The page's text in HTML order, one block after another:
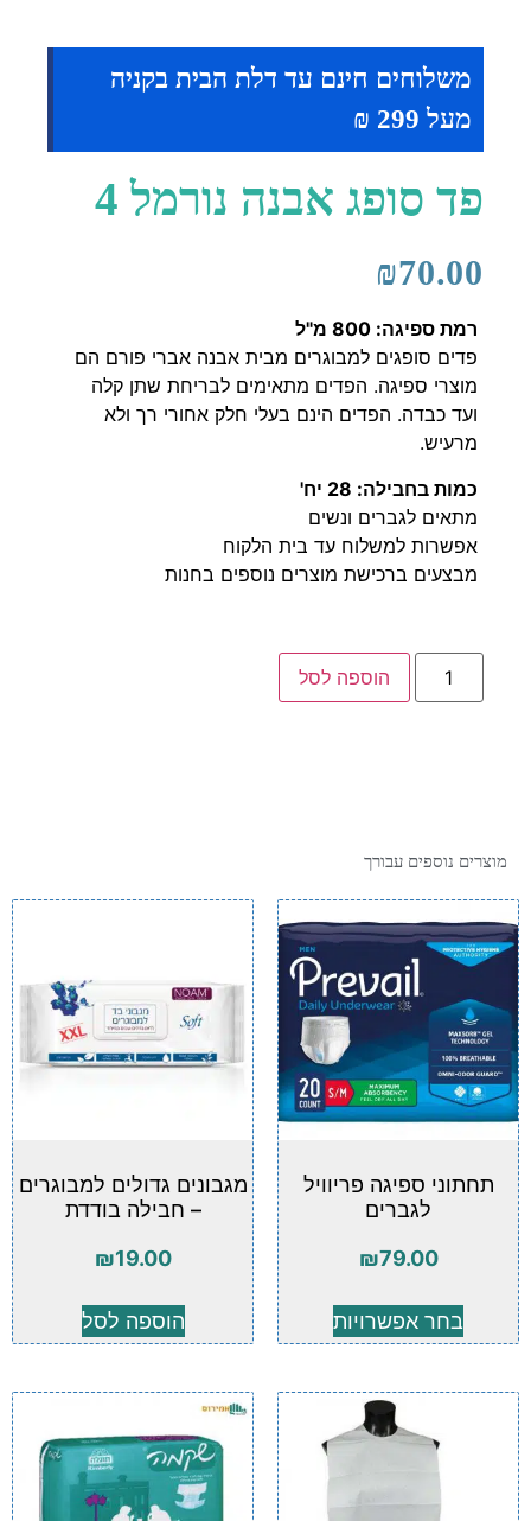
משלוחים חינם עד דלת הבית בקניה
מעל 299 ₪
פד סופג אבנה נורמל 4
₪70.00
רמת ספיגה: 800 מ"ל
פדים סופגים למבוגרים מבית אבנה אברי פורם הם
מוצרי ספיגה. הפדים מתאימים לבריחת שתן קלה
ועד כבדה. הפדים הינם בעלי חלק אחורי רך ולא
מרעיש.
כמות בחבילה: 28 יח'
מתאים לגברים ונשים
אפשרות למשלוח עד בית הלקוח
מבצעים ברכישת מוצרים נוספים בחנות
הוספה לסל
מוצרים נוספים עבורך
תחתוני ספיגה פריוויל
לגברים
₪79.00
בחר אפשרויות
מגבונים גדולים למבוגרים
– חבילה בודדת
₪19.00
הוספה לסל